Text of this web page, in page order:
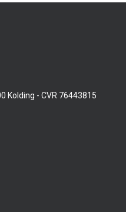
Kolding - CVR 76443815